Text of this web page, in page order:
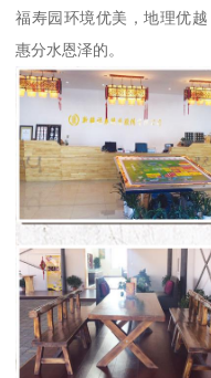
福寿园环境优美，地理优
惠分水恩泽的。